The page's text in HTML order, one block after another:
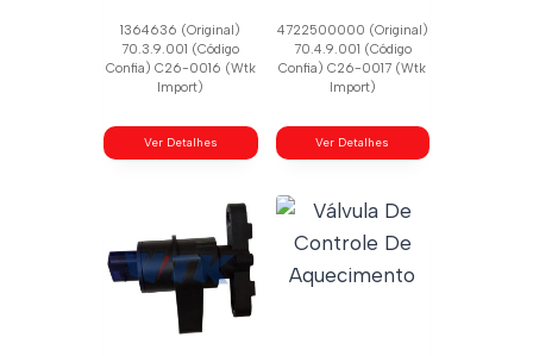
1364636 (Original)
70.3.9.001 (Código
Confia) C26-0016 (Wtk
Import)
Ver Detalhes
4722500000 (Original)
70.4.9.001 (Código
Confia) C26-0017 (Wtk
Import)
Ver Detalhes